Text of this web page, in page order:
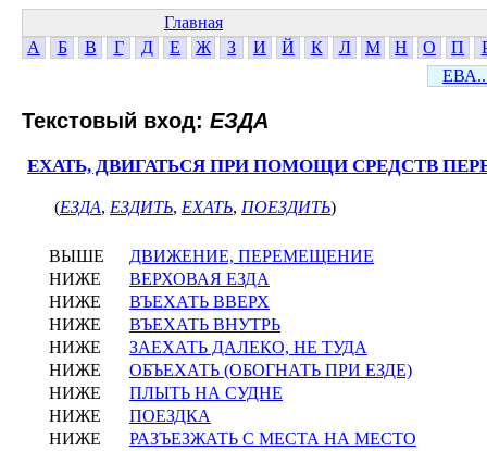
Главная
А
Б В Г Д Е Ж З И Й К Л М Н О П
Текстовый вход: ЕЗДА
ЕХАТЬ, ДВИГАТЬСЯ ПРИ ПОМОЩИ СРЕДСТВ
(ЕЗДА, ЕЗДИТЬ, ЕХАТЬ, ПОЕЗДИТЬ)
ВЫШЕ
ДВИЖЕНИЕ, ПЕРЕМЕЩЕНИЕ
НИЖЕ
ВЕРХОВАЯ ЕЗДА
НИЖЕ
ВЪЕХАТЬ ВВЕРХ
НИЖЕ
ВЪЕХАТЬ ВНУТРЬ
НИЖЕ
ЗАЕХАТЬ ДАЛЕКО, НЕ ТУДА
НИЖЕ
ОБЪЕХАТЬ (ОБОГНАТЬ ПРИ ЕЗДЕ)
НИЖЕ
ПЛЫТЬ НА СУДНЕ
НИЖЕ
ПОЕЗДКА
НИЖЕ
РАЗЪЕЗЖАТЬ С МЕСТА НА МЕСТО